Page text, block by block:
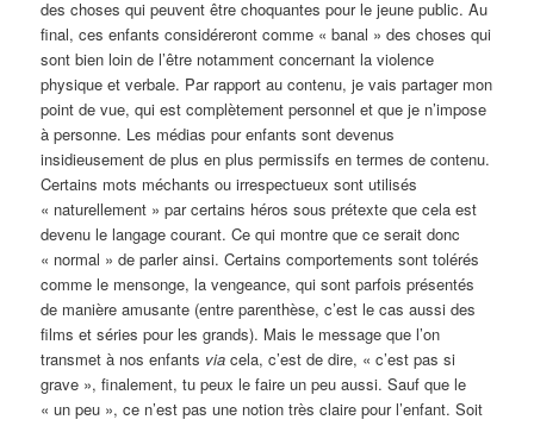
des choses qui peuvent être choquantes pour le jeune public. Au
final, ces enfants considéreront comme « banal » des choses qui
sont bien loin de l’être notamment concernant la violence
physique et verbale. Par rapport au contenu, je vais partager mon
point de vue, qui est complètement personnel et que je n’impose
à personne. Les médias pour enfants sont devenus
insidieusement de plus en plus permissifs en termes de contenu.
Certains mots méchants ou irrespectueux sont utilisés
« naturellement » par certains héros sous prétexte que cela est
devenu le langage courant. Ce qui montre que ce serait donc
« normal » de parler ainsi. Certains comportements sont tolérés
comme le mensonge, la vengeance, qui sont parfois présentés
de manière amusante (entre parenthèse, c’est le cas aussi des
films et séries pour les grands). Mais le message que l’on
transmet à nos enfants via cela, c’est de dire, « c’est pas si
grave », finalement, tu peux le faire un peu aussi. Sauf que le
« un peu », ce n’est pas une notion très claire pour l’enfant. Soit